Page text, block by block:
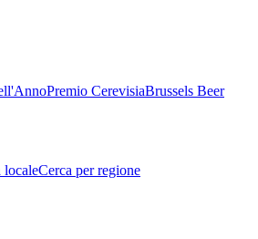
Premio CerevisiaBrussels Beer
localeCerca per regione